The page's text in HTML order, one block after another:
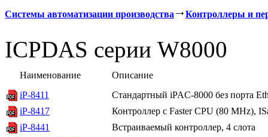
Системы автоматизации производства Контроллеры и
ICPDAS серии W8000
Наименование
Описание
iP-8411
Стандартный iPAC-8000 без порта
iP-8417
Контроллер с Faster CPU (80 MHz),
iP-8441
Встраиваемый контроллер, 4 слота